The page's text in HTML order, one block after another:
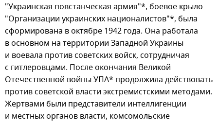
"Украинская повстанческая армия"*, боевое крыло
"Организации украинских националистов"*, была
сформирована в октябре 1942 года. Она работала
в основном на территории Западной Украины
и воевала против советских войск, сотрудничая
с гитлеровцами. После окончания Великой
Отечественной войны УПА* продолжила действовать
против советской власти экстремистскими методами.
Жертвами были представители интеллигенции
и местных органов власти, комсомольские